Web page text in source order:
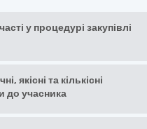
у процедурі закупівлі
якісні та кількісні
до учасника